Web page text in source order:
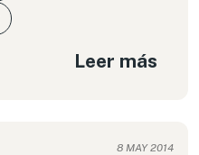
Leer más
8 MAY 2014